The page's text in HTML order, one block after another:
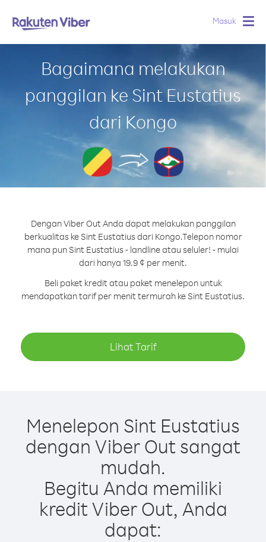
Masuk
Bagaimana melakukan
panggilan ke Sint Eustatius
dari Kongo
Dengan Viber Out Anda dapat melakukan panggilan
berkualitas ke Sint Eustatius dari Kongo.Telepon nomor
mana pun Sint Eustatius - landline atau seluler! - mulai
dari hanya 19.9 ¢ per menit.
Beli paket kredit atau paket menelepon untuk
mendapatkan tarif per menit termurah ke Sint Eustatius.
Lihat Tarif
Menelepon Sint Eustatius
dengan Viber Out sangat
mudah.
Begitu Anda memiliki
kredit Viber Out, Anda
dapat: